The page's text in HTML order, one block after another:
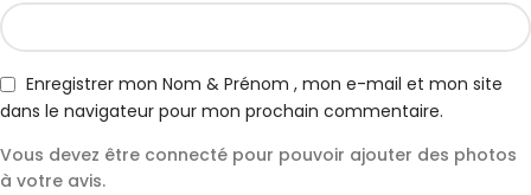
Enregistrer mon Nom & Prénom , mon e-mail et mon site
dans le navigateur pour mon prochain commentaire.
Vous devez être connecté pour pouvoir ajouter des photos
à votre avis.